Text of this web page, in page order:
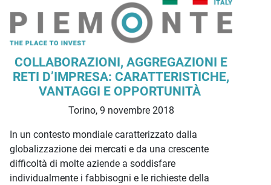
Descrizione iniziativa
COLLABORAZIONI, AGGREGAZIONI E
RETI D’IMPRESA: CARATTERISTICHE,
VANTAGGI E OPPORTUNITÀ
Torino, 9 novembre 2018
In un contesto mondiale caratterizzato dalla
globalizzazione dei mercati e da una crescente
difficoltà di molte aziende a soddisfare
individualmente i fabbisogni e le richieste della